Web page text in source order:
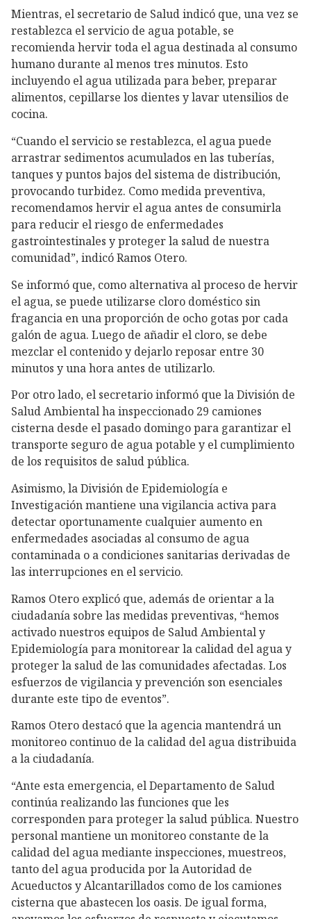
Mientras, el secretario de Salud indicó que, una vez se
restablezca el servicio de agua potable, se
recomienda hervir toda el agua destinada al consumo
humano durante al menos tres minutos. Esto
incluyendo el agua utilizada para beber, preparar
alimentos, cepillarse los dientes y lavar utensilios de
cocina.
“Cuando el servicio se restablezca, el agua puede
arrastrar sedimentos acumulados en las tuberías,
tanques y puntos bajos del sistema de distribución,
provocando turbidez. Como medida preventiva,
recomendamos hervir el agua antes de consumirla
para reducir el riesgo de enfermedades
gastrointestinales y proteger la salud de nuestra
comunidad”, indicó Ramos Otero.
Se informó que, como alternativa al proceso de hervir
el agua, se puede utilizarse cloro doméstico sin
fragancia en una proporción de ocho gotas por cada
galón de agua. Luego de añadir el cloro, se debe
mezclar el contenido y dejarlo reposar entre 30
minutos y una hora antes de utilizarlo.
Por otro lado, el secretario informó que la División de
Salud Ambiental ha inspeccionado 29 camiones
cisterna desde el pasado domingo para garantizar el
transporte seguro de agua potable y el cumplimiento
de los requisitos de salud pública.
Asimismo, la División de Epidemiología e
Investigación mantiene una vigilancia activa para
detectar oportunamente cualquier aumento en
enfermedades asociadas al consumo de agua
contaminada o a condiciones sanitarias derivadas de
las interrupciones en el servicio.
Ramos Otero explicó que, además de orientar a la
ciudadanía sobre las medidas preventivas, “hemos
activado nuestros equipos de Salud Ambiental y
Epidemiología para monitorear la calidad del agua y
proteger la salud de las comunidades afectadas. Los
esfuerzos de vigilancia y prevención son esenciales
durante este tipo de eventos”.
Ramos Otero destacó que la agencia mantendrá un
monitoreo continuo de la calidad del agua distribuida
a la ciudadanía.
“Ante esta emergencia, el Departamento de Salud
continúa realizando las funciones que les
corresponden para proteger la salud pública. Nuestro
personal mantiene un monitoreo constante de la
calidad del agua mediante inspecciones, muestreos,
tanto del agua producida por la Autoridad de
Acueductos y Alcantarillados como de los camiones
cisterna que abastecen los oasis. De igual forma,